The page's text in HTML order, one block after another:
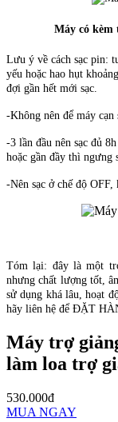
Máy có kèm
Lưu ý về cách sạc pin:
yếu hoặc hao hụt
đợi gần hết mới sạc.
-Không nên để máy cạn
-3 lần đầu nên sạc đủ
hoặc gần đầy thì ngưng
-Nên sạc ở chế độ
Tóm lại: đây là một
nhưng chất lượng tốt,
sử dụng khá lâu, hoạt
hãy liên hệ để ĐẶT
Máy trợ
làm loa trợ
530.000đ
MUA NGAY